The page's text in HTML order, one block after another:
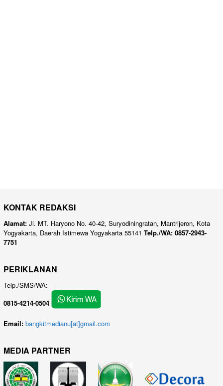
KONTAK REDAKSI
Alamat: Jl. MT. Haryono No. 40-42, Suryodiningratan, Mantrijeron, Kota
Yogyakarta, Daerah Istimewa Yogyakarta 55141 Telp./WA: 0857-2943-
7751
PERIKLANAN
Telp./SMS/WA:
0815-4214-0504
Email: bangkitmedianu[at]gmail.com
MEDIA PARTNER